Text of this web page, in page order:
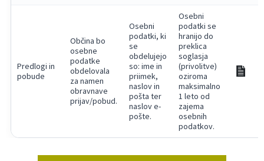
Predlogi in
pobude
Občina bo
osebne
podatke
obdelovala
za namen
obravnave
prijav/pobud.
Osebni
podatki, ki
se
obdelujejo
so: ime in
priimek,
naslov in
pošta ter
naslov e-
pošte.
Osebni
podatki se
hranijo do
preklica
soglasja
(privolitve)
oziroma
maksimalno
1 leto od
zajema
osebnih
podatkov.